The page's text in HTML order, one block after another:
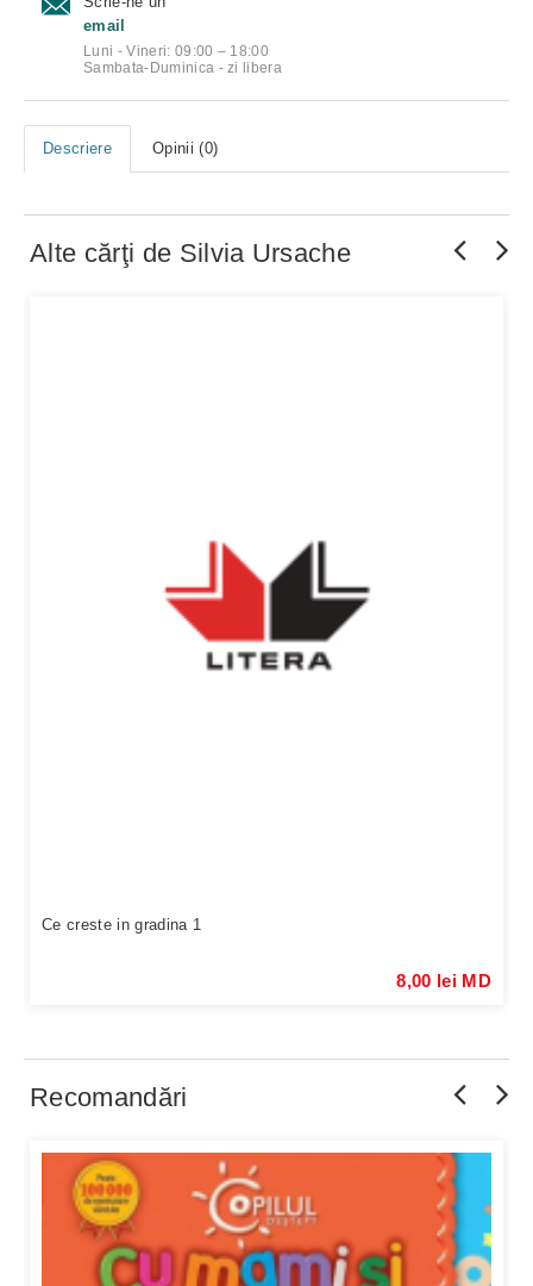
email
Luni - Vineri: 09:00 – 18:00
Sambata-Duminica - zi libera
Descriere Opinii (0)
Alte cărţi de Silvia Ursache
Ce creste in gradina 1
8,00 lei MD
Recomandări